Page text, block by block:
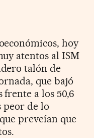
hoy
atentos al ISM
talón de
que bajó
a los 50,6
peor de lo
preveían que